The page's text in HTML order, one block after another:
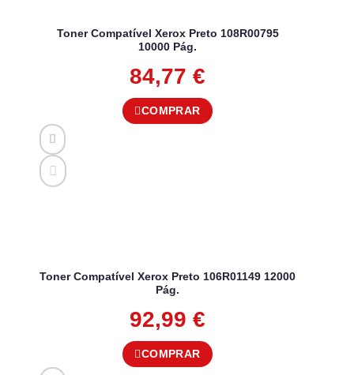
Toner Compatível Xerox Preto 108R00795
10000 Pág.
84,77 €
COMPRAR
Toner Compatível Xerox Preto 106R01149 12000
Pág.
92,99 €
COMPRAR